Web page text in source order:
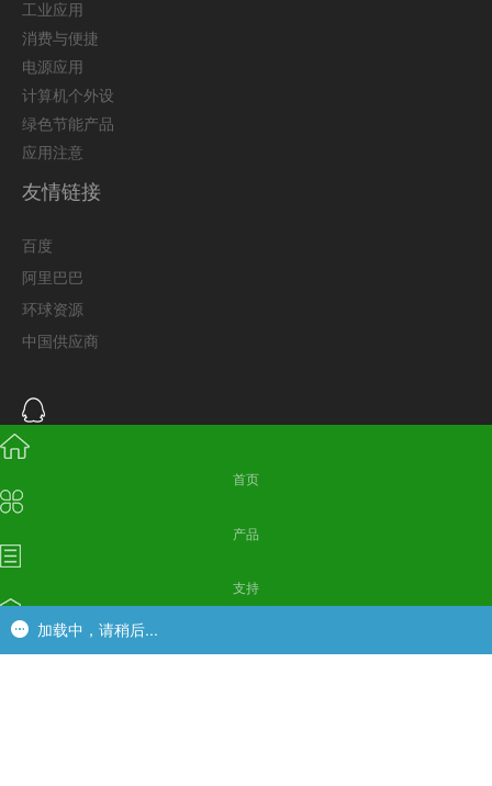
首页
产品
支持
工业应用
消费与便捷
电源应用
计算机个外设
绿色节能产品
应用注意
友情链接
百度
阿里巴巴
环球资源
中国供应商
+86-769-81837972
成都办事处：
加载中，请稍后...
加载中，请稍后...